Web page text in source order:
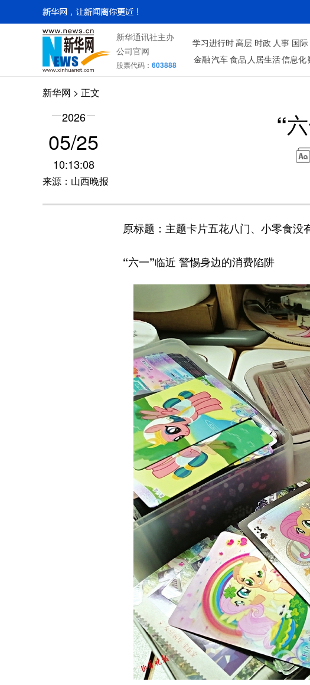
新华通讯社主办
公司官网
股票代码： 603888
学习进行时高层 时政 人事 国际
金融汽车食品 人居生活信息化
新华网 > 正文
2026
05/25
10:13:08
来源：山西晚报
“
原标题：主题卡片五花八门、小零食没
“六一”临近 警惕身边的消费陷阱